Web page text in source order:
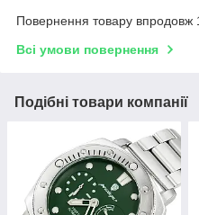
Повернення товару впродовж
Всі умови повернення
Подібні товари компанії